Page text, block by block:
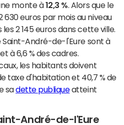
monte à12,3 % . Alors que le
630 euros par mois au niveau
2 145 euros dans cette ville.
Saint-André-de-l'Eure sont à
à 6,6 % des cadres.
les habitants doivent
taxe d'habitation et 40,7 % de
sadette publiqueatteint
André-de-l'Eure